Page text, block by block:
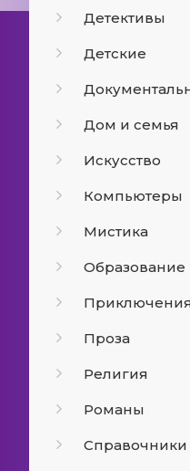
Детективы
Детские
Дом и семья
Искусство
Компьютеры
Мистика
Образование
Проза
Религия
Романы
Справочники